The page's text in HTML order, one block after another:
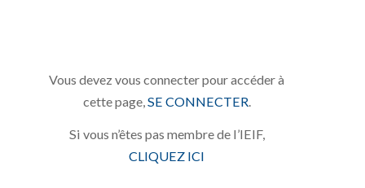
Vous devez vous connecter pour accéder à
cette page, SE CONNECTER
Si vous n’êtes pas membre de l’IEIF,
CLIQUEZ ICI